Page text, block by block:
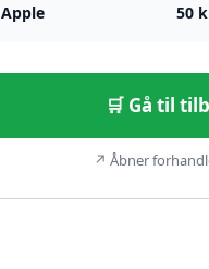
Apple 50
🛒 Gå til
↗ Åbner